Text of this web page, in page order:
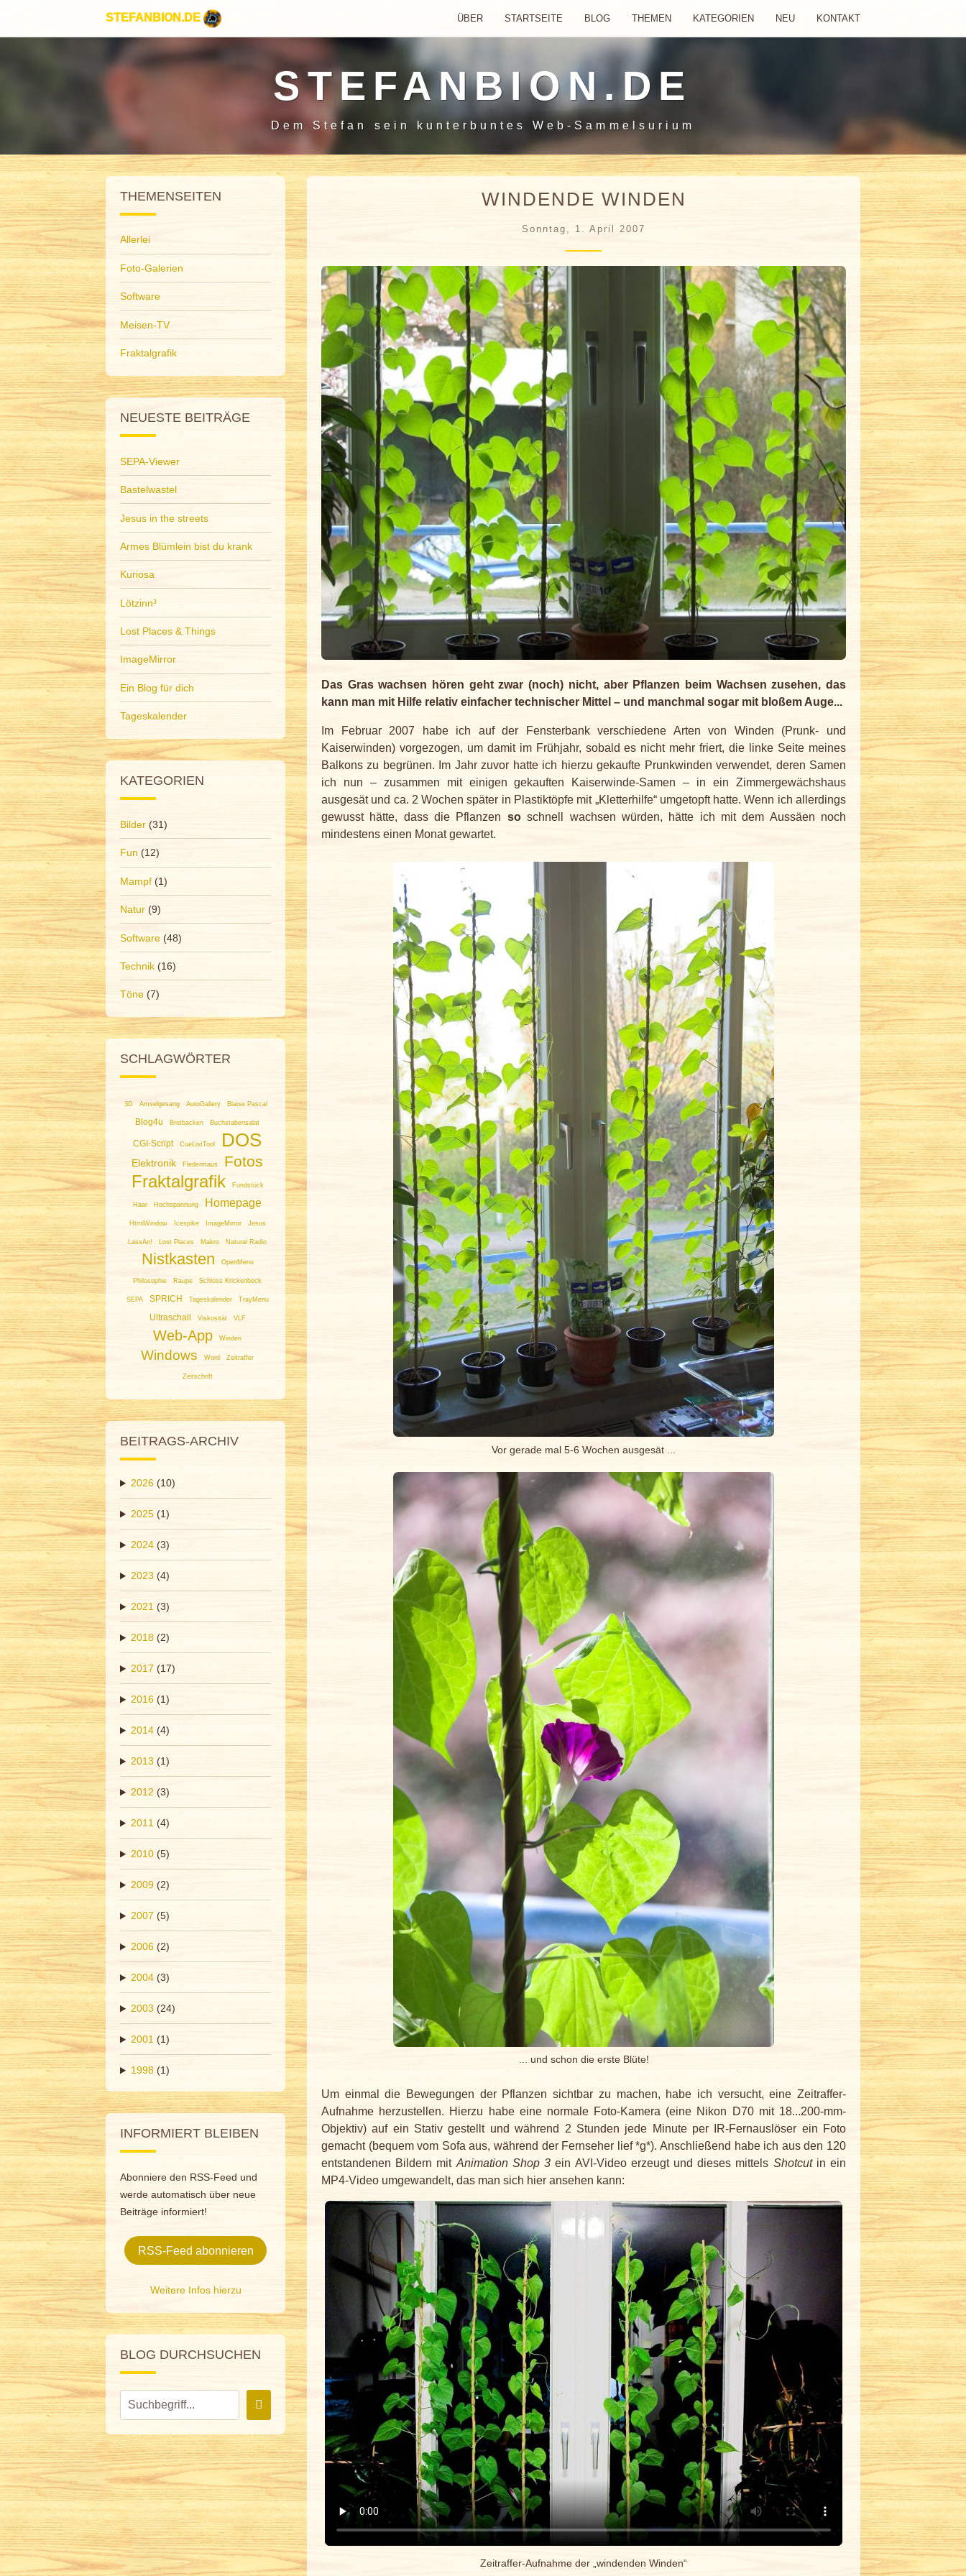
STEFANBION.DE ÜBER STARTSEITE BLOG THEMEN KATEGORIEN NEU KONTAKT
STEFANBION.DE
Dem Stefan sein kunterbuntes Web-Sammelsurium
WINDENDE WINDEN
Sonntag, 1. April 2007
Das Gras wachsen hören geht zwar (noch) nicht, aber Pflanzen beim Wachsen zusehen, das
kann man mit Hilfe relativ einfacher technischer Mittel – und manchmal sogar mit bloßem Auge...
Im Februar 2007 habe ich auf der Fensterbank verschiedene Arten von Winden (Prunk- und
Kaiserwinden) vorgezogen, um damit im Frühjahr, sobald es nicht mehr friert, die linke Seite meines
Balkons zu begrünen. Im Jahr zuvor hatte ich hierzu gekaufte Prunkwinden verwendet, deren Samen
ich nun – zusammen mit einigen gekauften Kaiserwinde-Samen – in ein Zimmergewächshaus
ausgesät und ca. 2 Wochen später in Plastiktöpfe mit „Kletterhilfe“ umgetopft hatte. Wenn ich allerdings
gewusst hätte, dass die Pflanzen soschnell wachsen würden, hätte ich mit dem Aussäen noch
mindestens einen Monat gewartet.
Vor gerade mal 5-6 Wochen ausgesät ...
... und schon die erste Blüte!
Um einmal die Bewegungen der Pflanzen sichtbar zu machen, habe ich versucht, eine Zeitraffer-
Aufnahme herzustellen. Hierzu habe eine normale Foto-Kamera (eine Nikon D70 mit 18...200-mm-
Objektiv) auf ein Stativ gestellt und während 2 Stunden jede Minute per IR-Fernauslöser ein Foto
gemacht (bequem vom Sofa aus, während der Fernseher lief *g*). Anschließend habe ich aus den 120
entstandenen Bildern mit Animation Shop 3 ein AVI-Video erzeugt und dieses mittels Shotcutin ein
MP4-Video umgewandelt, das man sich hier ansehen kann:
Zeitraffer-Aufnahme der „windenden Winden“
THEMENSEITEN
Allerlei
Foto-Galerien
Software
Meisen-TV
Fraktalgrafik
NEUESTE BEITRÄGE
SEPA-Viewer
Bastelwastel
Jesus in the streets
Armes Blümlein bist du krank
Kuriosa
Lötzinn³
Lost Places & Things
ImageMirror
Ein Blog für dich
Tageskalender
KATEGORIEN
Bilder (31)
Fun (12)
Mampf (1)
Natur (9)
Software (48)
Technik (16)
Töne (7)
SCHLAGWÖRTER
3D Amselgesang AutoGallery Blaise Pascal
Blog4u Brotbacken Buchstabensalat
CGI-Script CueListTool DOS
Elektronik Fledermaus Fotos
Fraktalgrafik Fundstück
Haar Hochspannung Homepage
HtmlWindow Icespike ImageMirror Jesus
LassAn! Lost Places Makro Natural Radio
Nistkasten OpenMenu
Philosophie Raupe Schloss Krickenbeck
SEPA SPRICH Tageskalender TrayMenu
Ultraschall Viskosität VLF
Web-App Winden
Windows Word Zeitraffer
Zeitschrift
BEITRAGS-ARCHIV
2026 (10)
2025 (1)
2024 (3)
2023 (4)
2021 (3)
2018 (2)
2017 (17)
2016 (1)
2014 (4)
2013 (1)
2012 (3)
2011 (4)
2010 (5)
2009 (2)
2007 (5)
2006 (2)
2004 (3)
2003 (24)
2001 (1)
1998 (1)
INFORMIERT BLEIBEN
Abonniere den RSS-Feed und
werde automatisch über neue
Beiträge informiert!
RSS-Feed abonnieren
Weitere Infos hierzu
BLOG DURCHSUCHEN